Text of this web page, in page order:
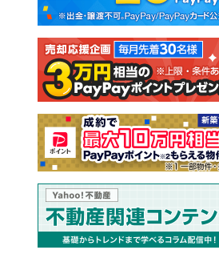
新築一戸建て 中古
注文住宅 土地
売却査定